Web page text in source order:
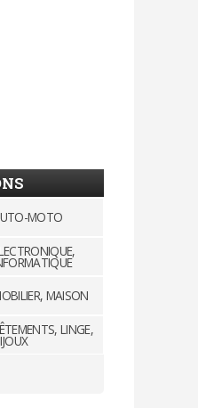
MOTO
MAISON
LINGE,